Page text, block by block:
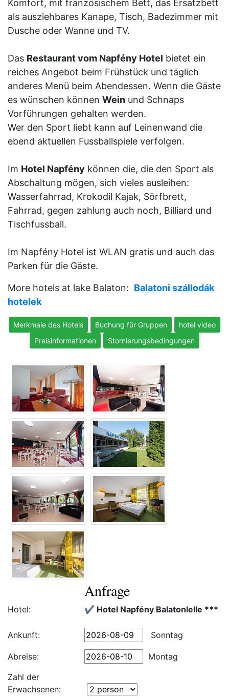
Komfort, mit französischem Bett, das Ersatzbett
als ausziehbares Kanape, Tisch, Badezimmer mit
Dusche oder Wanne und TV.
Das Restaurant vom Napfény Hotel bietet ein
reiches Angebot beim Frühstück und täglich
anderes Menü beim Abendessen. Wenn die Gäste
es wünschen können Wein und Schnaps
Vorführungen gehalten werden.
Wer den Sport liebt kann auf Leinenwand die
ebend aktuellen Fussballspiele verfolgen.
Im Hotel Napfény können die, die den Sport als
Abschaltung mögen, sich vieles ausleihen:
Wasserfahrrad, Krokodil Kajak, Sörfbrett,
Fahrrad, gegen zahlung auch noch, Billiard und
Tischfussball.
Im Napfény Hotel ist WLAN gratis und auch das
Parken für die Gäste.
More hotels at lake Balaton: Balatoni szállodák
hotelek
Merkmale des Hotels Buchung für Gruppen
hotel video
Preisinformationen
Stornierungsbedingungen
Anfrage
Hotel: ✔️ Hotel Napfény Balatonlelle ***
Ankunft: Sonntag
Abreise:
Montag
Zahl der
Erwachsenen: